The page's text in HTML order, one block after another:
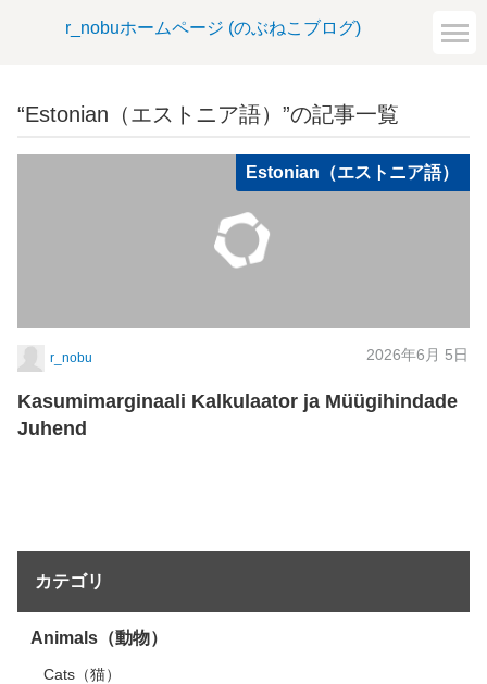
r_nobuホームページ (のぶねこブログ)
“Estonian（エストニア語）”の記事一覧
Estonian（エストニア語）
r_nobu 2026年6月 5日
Kasumimarginaali Kalkulaator ja Müügihindade
Juhend
カテゴリ
Animals（動物）
Cats（猫）